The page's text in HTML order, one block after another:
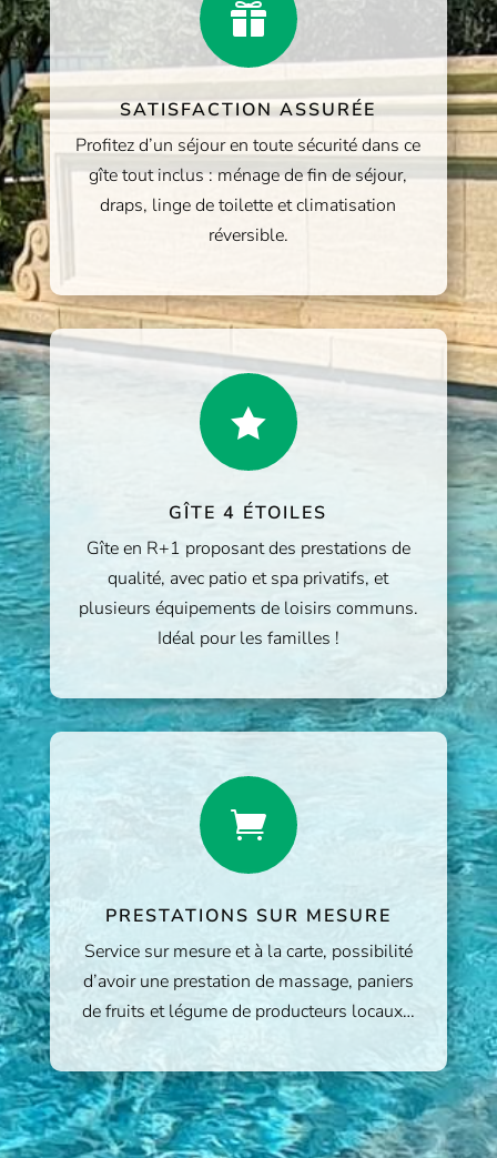

SATISFACTION ASSURÉE
Profitez d’un séjour en toute sécurité dans ce
gîte tout inclus : ménage de fin de séjour,
draps, linge de toilette et climatisation
réversible.

GÎTE 4 ÉTOILES
Gîte en R+1 proposant des prestations de
qualité, avec patio et spa privatifs, et
plusieurs équipements de loisirs communs.
Idéal pour les familles !

PRESTATIONS SUR MESURE
Service sur mesure et à la carte, possibilité
d’avoir une prestation de massage, paniers
de fruits et légume de producteurs locaux…